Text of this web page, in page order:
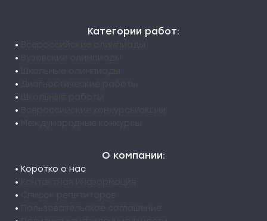
Категории работ:
•
•
•
•
•
•
•
О компании:
• Коротко о нас
•
•
•